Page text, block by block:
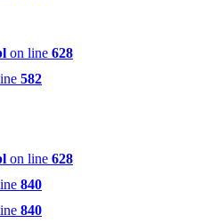
on line 628
582
on line 628
840
840